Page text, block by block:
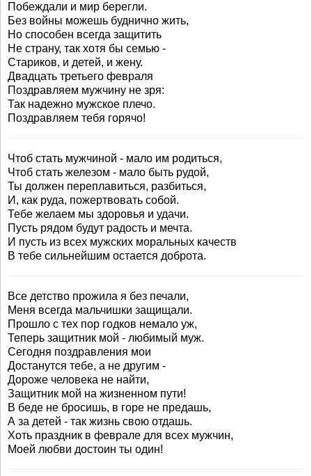
Побеждали и мир берегли.
Без войны можешь буднично жить,
Но способен всегда защитить
Не страну, так хотя бы семью -
Стариков, и детей, и жену.
Двадцать третьего февраля
Поздравляем мужчину не зря:
Так надежно мужское плечо.
Поздравляем тебя горячо!
Чтоб стать мужчиной - мало им родиться,
Чтоб стать железом - мало быть рудой,
Ты должен переплавиться, разбиться,
И, как руда, пожертвовать собой.
Тебе желаем мы здоровья и удачи.
Пусть рядом будут радость и мечта.
И пусть из всех мужских моральных качеств
В тебе сильнейшим остается доброта.
Все детство прожила я без печали,
Меня всегда мальчишки защищали.
Прошло с тех пор годков немало уж,
Теперь защитник мой - любимый муж.
Сегодня поздравления мои
Достанутся тебе, а не другим -
Дороже человека не найти,
Защитник мой на жизненном пути!
В беде не бросишь, в горе не предашь,
А за детей - так жизнь свою отдашь.
Хоть праздник в феврале для всех мужчин,
Моей любви достоин ты один!